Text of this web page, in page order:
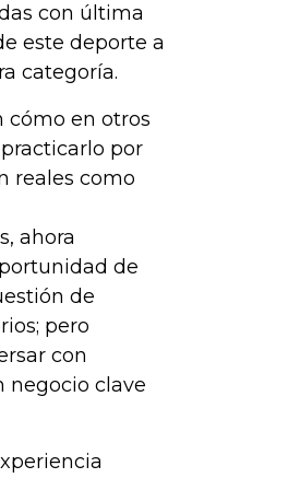
con última
este deporte a
categoría.
cómo en otros
por
reales como
ahora
de
de
pero
con
negocio clave